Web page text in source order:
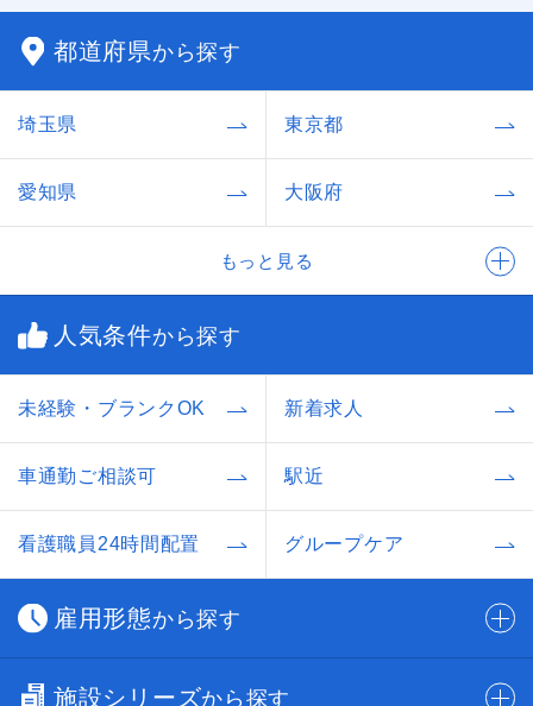
都道府県から探す
埼玉県 東京都
愛知県 大阪府
もっと見る
人気条件から探す
未経験・ブランクOK 新着求人
車通勤ご相談可 駅近
看護職員24時間配置 グループケア
雇用形態から探す
施設シリーズから探す